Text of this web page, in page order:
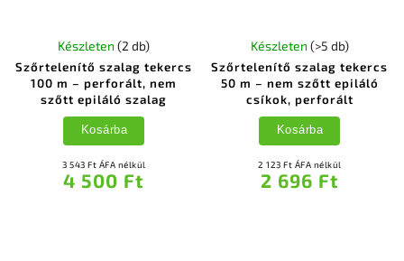
Szőrtelenítő szalag tekercs
100 m – perforált, nem
szőtt epiláló szalag
Készleten(2 db)
3 543 Ft ÁFA nélkül
4 500 Ft
Kosárba
Szőrtelenítő szalag tekercs
50 m – nem szőtt epiláló
csíkok, perforált
Készleten (>5 db)
2 123 Ft ÁFA nélkül
2 696 Ft
Kosárba